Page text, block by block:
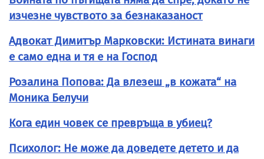
изчезне чувството за безнаказаност
Адвокат Димитър Марковски: Истината винаги
е само една и тя е на Господ​
Розалина Попова: Да влезеш „в кожата“ на
Моника Белучи
Кога един човек се превръща в убиец?
Психолог: Не може да доведете детето и да